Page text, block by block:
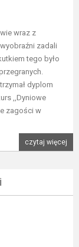
wraz z
zadali
tego było
dyplom
,,Dyniowe
zagości w
czytaj więcej